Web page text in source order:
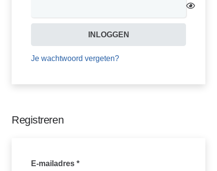
INLOGGEN
Je wachtwoord vergeten?
Registreren
E-mailadres *Vereist